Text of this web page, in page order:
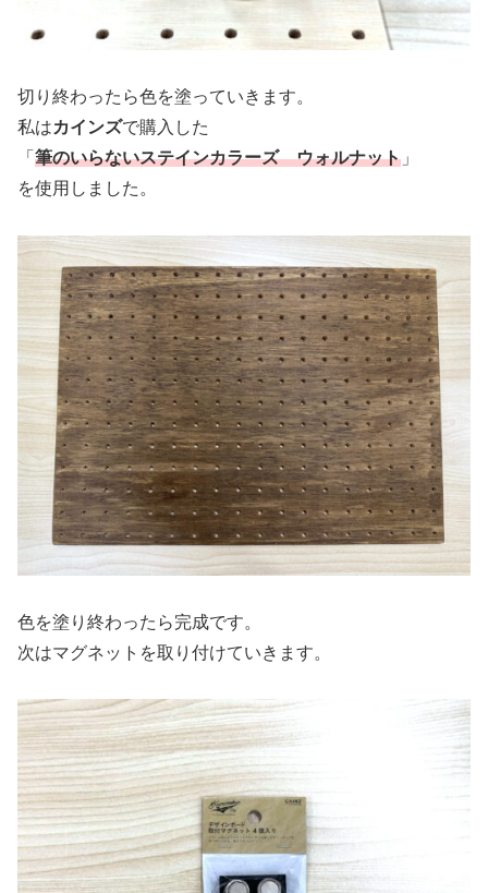
切り終わったら色を塗っていきます。
私はカインズで購入した
「 筆のいらないステインカラーズ ウォルナット 」
を使用しました。
色を塗り終わったら完成です。
次はマグネットを取り付けていきます。